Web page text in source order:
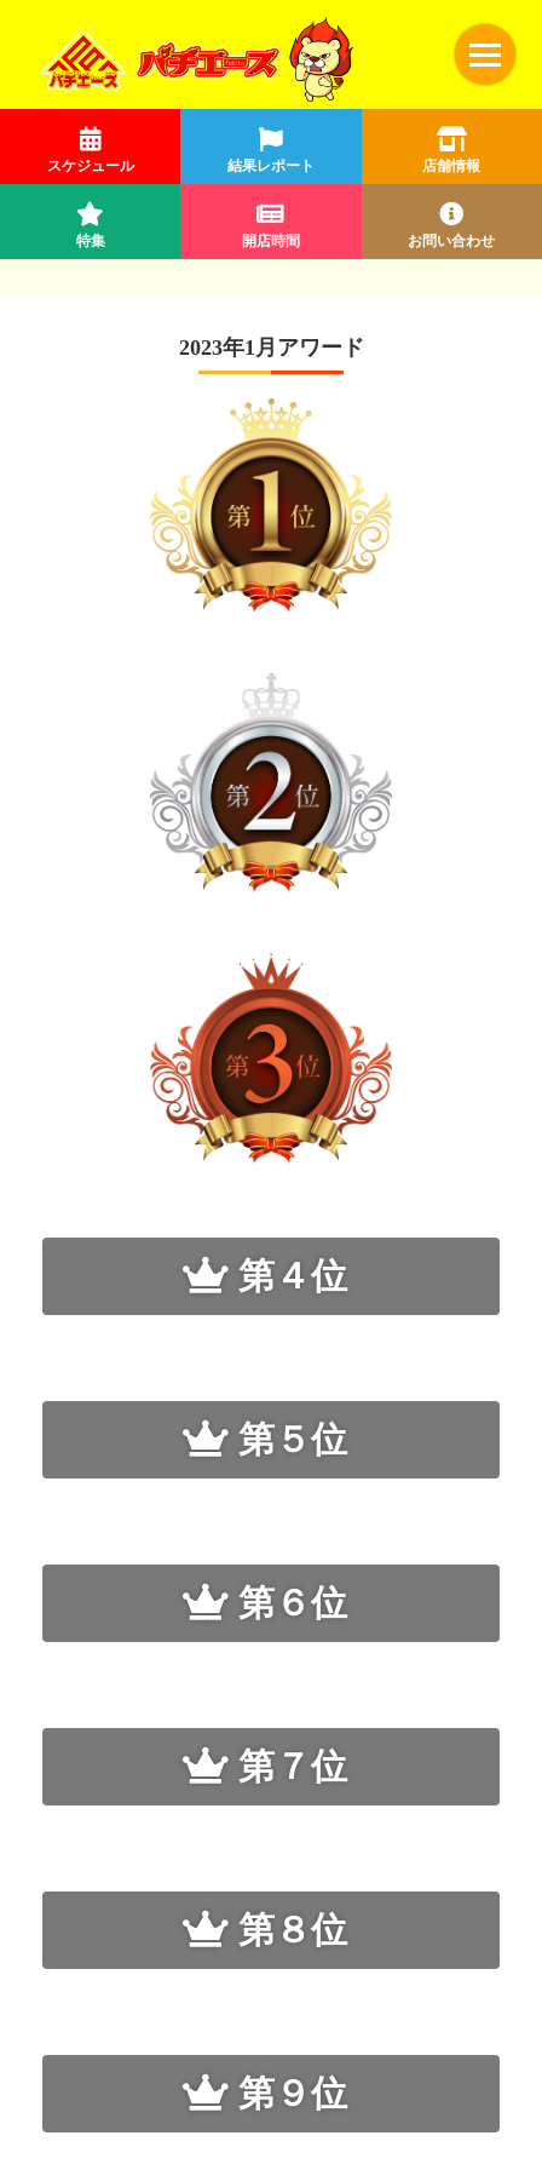
スケジュール 結果レポート 店舗情報
特集 開店時間 お問い合わせ
2023年1月アワード
第４位
第５位
第６位
第７位
第８位
第９位